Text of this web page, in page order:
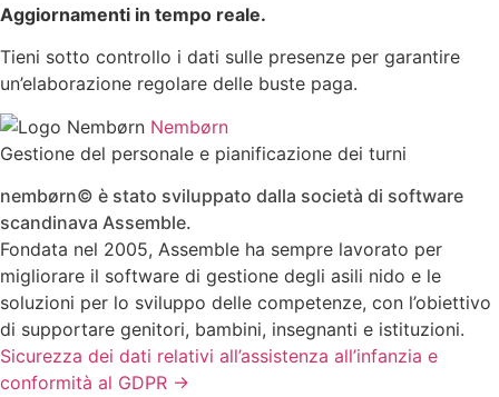
Aggiornamenti in tempo reale.
Tieni sotto controllo i dati sulle presenze per garantire
un’elaborazione regolare delle buste paga.
Nembørn
Gestione del personale e pianificazione dei turni
nembørn© è stato sviluppato dalla società di software
scandinava Assemble.
Fondata nel 2005, Assemble ha sempre lavorato per
migliorare il software di gestione degli asili nido e le
soluzioni per lo sviluppo delle competenze, con l’obiettivo
di supportare genitori, bambini, insegnanti e istituzioni.
Sicurezza dei dati relativi all’assistenza all’infanzia e
conformità al GDPR →